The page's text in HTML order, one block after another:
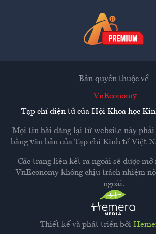
Thiết kế và phát triển bởi
Bản quyền thuộc về
VnEconomy
Tạp chí điện tử của Hội Khoa học
Mọi tin bài đăng lại từ website này phải
bằng văn bản của Tạp chí Kinh tế Việt
Các trang liên kết ra ngoài sẽ được mở
VnEconomy không chịu trách nhiệm
ngoài.